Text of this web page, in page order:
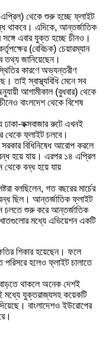
থেকে শুরু হচ্ছে ফ্লাইট
থাকবে। এদিকে, আন্তর্জাতিক
সঙ্গে এবার যুক্ত হচ্ছে চীনও।
(বেবিচক) চেয়ারম্যান
তথ্য জানিয়েছেন।
কারণে অভ্যন্তরীণ
তাই স্বাস্থ্যবিধি মেনে সব
আগামীকাল (বুধবার) থেকে
বাংলদেশ থেকে বিশেষ
কক্সবাজার রুটে এখনই
থেকে ফ্লাইট চলবে।
বিধিনিষেধ আরোপ করলে
হয়ে যায়। এরপর ১৪ এপ্রিল
থেকে বন্ধ হয়ে যায়
বলছিলেন, গত বছরের মার্চের
ছিল। আন্তর্জাতিক ফ্লাইট
চলতে শুরু করে আন্তর্জাতিক
মধ্যে এভিয়েশন একটি
শিকার হয়েছেন। ফলে
পরিসরে হলেও ফ্লাইট চালাতে
থাকলে অনেক দেশই
মধ্যে যুক্তরাজ্যসহ কয়েকটি
দিয়েছে। বাংলাদেশও ইউরোপের